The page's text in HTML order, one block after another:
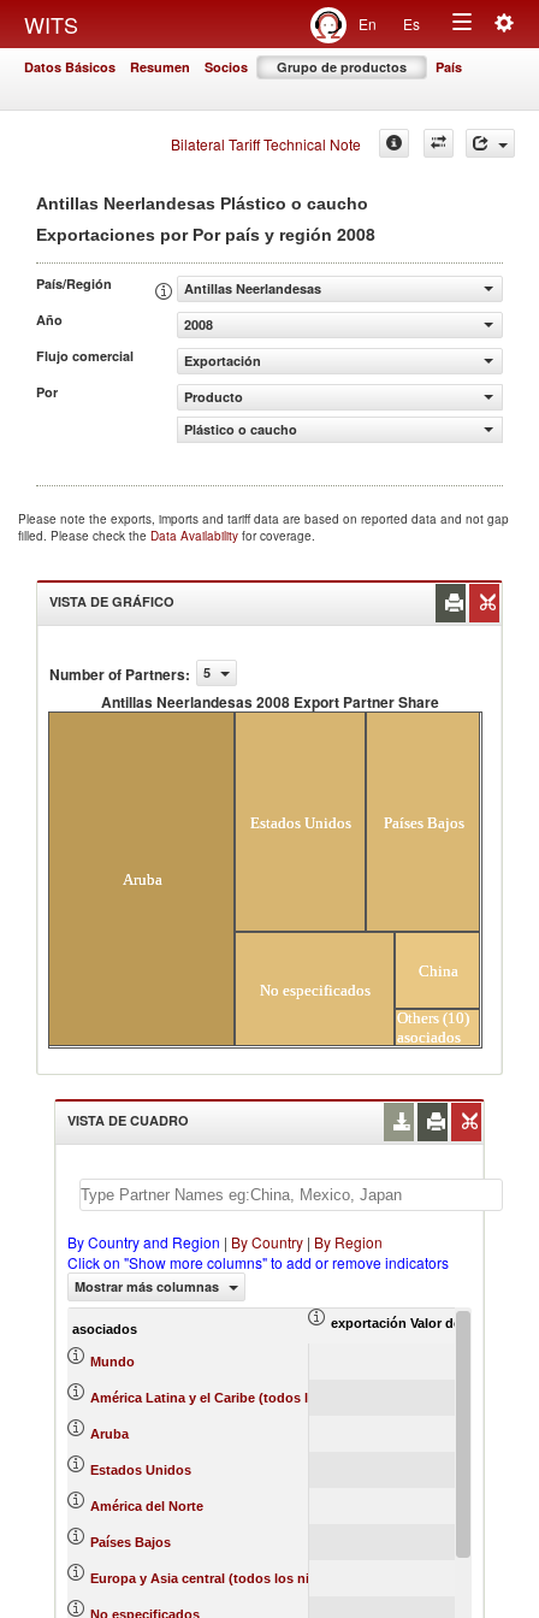
WITS En Es
Toggle
Datos Básicos Resumen Socios Grupo de productos País
Bilateral Tariff Technical Note
Antillas Neerlandesas Plástico o caucho
Exportaciones por Por país y región 2008
País/Región
Antillas Neerlandesas
Año
2008
Flujo comercial
Exportación
Por
Producto
Plástico o caucho
Please note the exports, imports and tariff data are based on reported data and not gap
filled. Please check the Data Availability for coverage.
VISTA DE GRÁFICO
Number of Partners: 5
Antillas Neerlandesas 2008 Export Partner Share
Aruba
Estados Unidos Países Bajos
No especificados
China
Others (10)
asociados
VISTA DE CUADRO
By Country and Region | By Country | By Region
Click on "Show more columns" to add or remove indicators
Mostrar más columnas
asociados exportación Valor del comercio
Mundo
América Latina y el Caribe (todos los niveles de ingreso)
Aruba
Estados Unidos
América del Norte
Países Bajos
Europa y Asia central (todos los niveles de ingreso)
No especificados